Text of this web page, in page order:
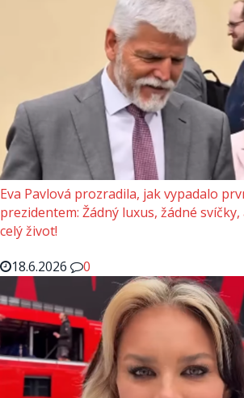
Eva Pavlová prozradila, jak vypadalo
prezidentem: Žádný luxus, žádné
celý život!
18.6.2026
0